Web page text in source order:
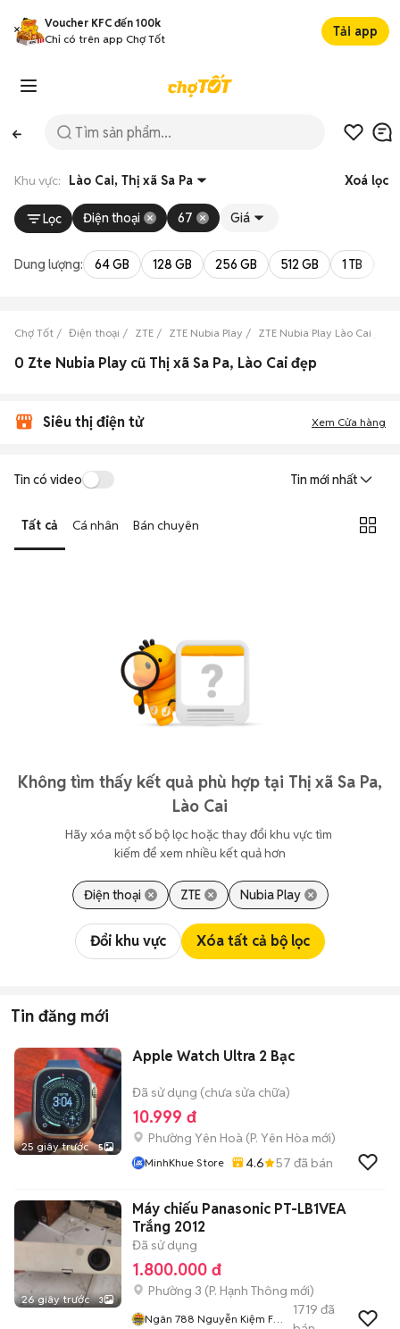
Voucher KFC đến 100k
Chỉ có trên app Chợ Tốt
Tải app
Khu vực: Lào Cai, Thị xã Sa Pa Xoá lọc
Lọc Điện thoại 67 Giá
Dung lượng: 64 GB 128 GB 256 GB 512 GB 1 TB
Chợ Tốt Điện thoại ZTE ZTE Nubia Play ZTE Nubia Play Lào Cai
0 Zte Nubia Play cũ Thị xã Sa Pa, Lào Cai đẹp
Siêu thị điện tử Xem Cửa hàng
Tin có video Tin mới nhất
Tất cả Cá nhân Bán chuyên
Không tìm thấy kết quả phù hợp tại Thị xã Sa Pa,
Lào Cai
Hãy xóa một số bộ lọc hoặc thay đổi khu vực tìm
kiếm để xem nhiều kết quả hơn
Điện thoại ZTE Nubia Play
Đổi khu vực Xóa tất cả bộ lọc
Tin đăng mới
25 giây trước 5
Apple Watch Ultra 2 Bạc
Đã sử dụng (chưa sửa chữa)
10.999 đ
Phường Yên Hoà (P. Yên Hòa mới)
MinhKhue Store 4.6 57 đã bán
26 giây trước 3
Máy chiếu Panasonic PT-LB1VEA
Trắng 2012
Đã sử dụng
1.800.000 đ
Phường 3 (P. Hạnh Thông mới)
Ngân 788 Nguyễn Kiệm F3
1719 đã